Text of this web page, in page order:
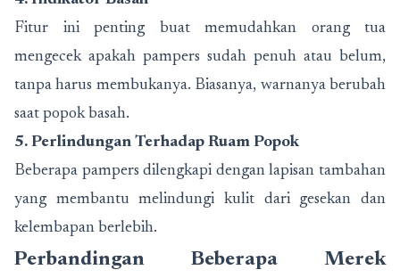
Fitur ini penting buat memudahkan orang tua
mengecek apakah pampers sudah penuh atau belum,
tanpa harus membukanya. Biasanya, warnanya berubah
saat popok basah.
5. Perlindungan Terhadap Ruam Popok
Beberapa pampers dilengkapi dengan lapisan tambahan
yang membantu melindungi kulit dari gesekan dan
kelembapan berlebih.
Perbandingan Beberapa Merek